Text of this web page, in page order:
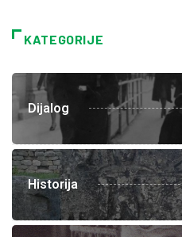
KATEGORIJE
Dijalog
Historija